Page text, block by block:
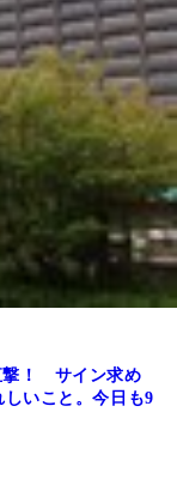
撃！ サイン求め
いこと。今日も9